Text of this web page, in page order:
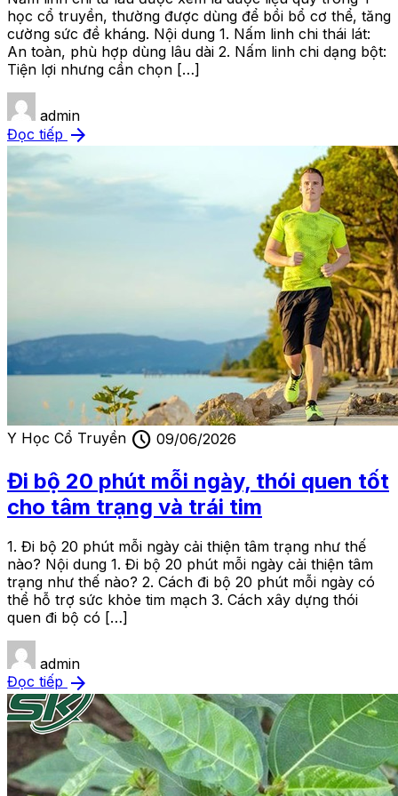
học cổ truyền, thường được dùng để bồi bổ cơ thể, tăng
cường sức đề kháng. Nội dung 1. Nấm linh chi thái lát:
An toàn, phù hợp dùng lâu dài 2. Nấm linh chi dạng bột:
Tiện lợi nhưng cần chọn […]
admin
Đọc tiếp arrow_forward
Y Học Cổ Truyền schedule 09/06/2026
Đi bộ 20 phút mỗi ngày, thói quen tốt
cho tâm trạng và trái tim
1. Đi bộ 20 phút mỗi ngày cải thiện tâm trạng như thế
nào? Nội dung 1. Đi bộ 20 phút mỗi ngày cải thiện tâm
trạng như thế nào? 2. Cách đi bộ 20 phút mỗi ngày có
thể hỗ trợ sức khỏe tim mạch 3. Cách xây dựng thói
quen đi bộ có […]
admin
Đọc tiếp arrow_forward